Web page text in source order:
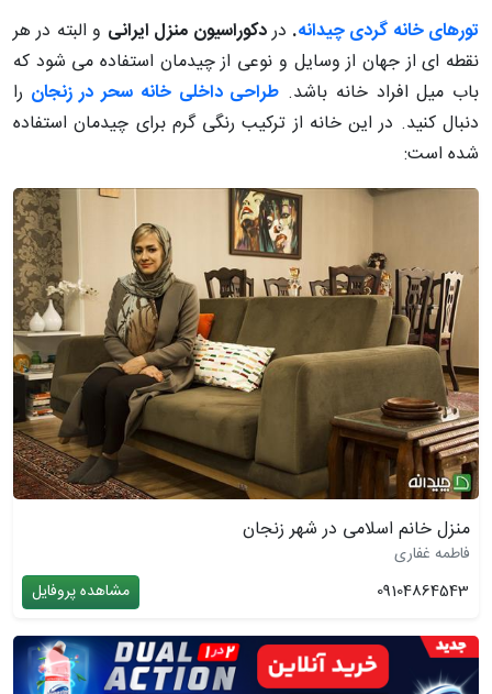
تورهای خانه گردی چیدانه. دردکوراسیون منزل ایرانی و البته در هر
نقطه ای از جهان از وسایل و نوعی از چیدمان استفاده می شود که
باب میل افراد خانه باشد. طراحی داخلی خانه سحر در زنجان را
دنبال کنید. در این خانه از ترکیب رنگی گرم برای چیدمان استفاده
شده است:
منزل خانم اسلامی در شهر زنجان
فاطمه غفاری
09104864543
مشاهده پروفایل